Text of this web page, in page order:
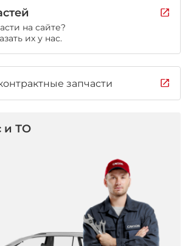
на сайте?
их у нас.
запчасти
и ТО